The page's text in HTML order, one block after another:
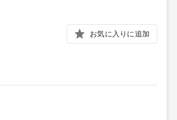
お気に入りに追加